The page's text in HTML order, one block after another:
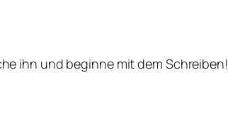
ihn und beginne mit dem Schreiben!